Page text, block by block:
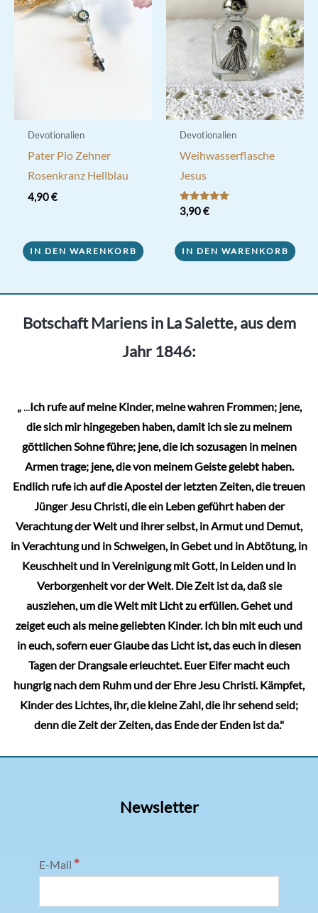
Devotionalien
Pater Pio Zehner
Rosenkranz Hellblau
4,90€
IN DEN WARENKORB
Devotionalien
Weihwasserflasche
Jesus
Bewertet mit
5.00
3,90€
IN DEN WARENKORB
Botschaft Mariens in La Salette, aus dem
Jahr 1846:
„... Ich rufe auf meine Kinder, meine wahren Frommen; jene,
die sich mir hingegeben haben, damit ich sie zu meinem
göttlichen Sohne führe; jene, die ich sozusagen in meinen
Armen trage; jene, die von meinem Geiste gelebt haben.
Endlich rufe ich auf die Apostel der letzten Zeiten, die treuen
Jünger Jesu Christi, die ein Leben geführt haben der
Verachtung der Welt und ihrer selbst, in Armut und Demut,
in Verachtung und in Schweigen, in Gebet und in Abtötung, in
Keuschheit und in Vereinigung mit Gott, in Leiden und in
Verborgenheit vor der Welt. Die Zeit ist da, daß sie
ausziehen, um die Welt mit Licht zu erfüllen. Gehet und
zeiget euch als meine geliebten Kinder. Ich bin mit euch und
in euch, sofern euer Glaube das Licht ist, das euch in diesen
Tagen der Drangsale erleuchtet. Euer Eifer macht euch
hungrig nach dem Ruhm und der Ehre Jesu Christi. Kämpfet,
Kinder des Lichtes, ihr, die kleine Zahl, die ihr sehend seid;
denn die Zeit der Zeiten, das Ende der Enden ist da."
Newsletter
E-Mail *